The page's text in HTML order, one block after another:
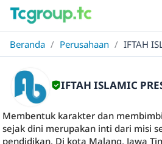
Beranda / Perusahaan / IFTAH
IFTAH ISLAMIC
Membentuk karakter dan
sejak dini merupakan inti dari misi
pendidikan. Di kota Malang, Jawa